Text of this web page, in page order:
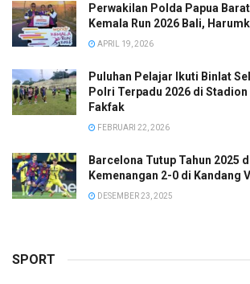
Perwakilan Polda Papua
Kemala Run 2026 Bali,
APRIL 19, 2026
Puluhan Pelajar Ikuti Binlat
Polri Terpadu 2026 di Stadion
Fakfak
FEBRUARI 22, 2026
Barcelona Tutup Tahun 2025
Kemenangan 2-0 di Kandang
DESEMBER 23, 2025
SPORT